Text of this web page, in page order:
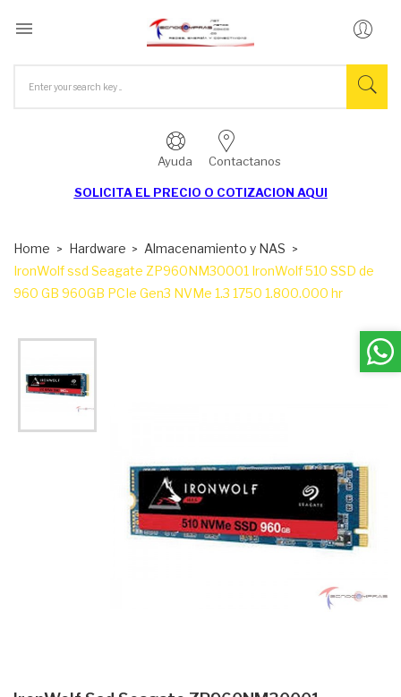

Ayuda Contactanos
SOLICITA EL PRECIO O COTIZACION AQUI
Home Hardware
Almacenamiento y NAS
IronWolf ssd Seagate ZP960NM30001 IronWolf 510 SSD de
960 GB 960GB PCIe Gen3 NVMe 1.3 1750 1.800.000 hr